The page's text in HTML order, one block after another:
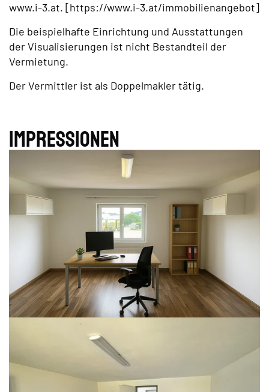
www.i-3.at. [https://www.i-3.at/immobilienangebot]
Die beispielhafte Einrichtung und Ausstattungen
der Visualisierungen ist nicht Bestandteil der
Vermietung.
Der Vermittler ist als Doppelmakler tätig.
Impres­sionen